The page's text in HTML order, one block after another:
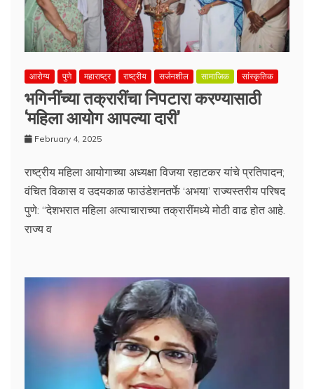
आरोग्य पुणे महाराष्ट्र राष्ट्रीय सर्जनशील सामाजिक सांस्कृतिक
भगिनींच्या तक्रारींचा निपटारा करण्यासाठी
‘महिला आयोग आपल्या दारी’
February 4, 2025
राष्ट्रीय महिला आयोगाच्या अध्यक्षा विजया रहाटकर यांचे प्रतिपादन;
वंचित विकास व उदयकाळ फाउंडेशनतर्फे ‘अभया’ राज्यस्तरीय परिषद
पुणे: “देशभरात महिला अत्याचाराच्या तक्रारींमध्ये मोठी वाढ होत आहे.
राज्य व